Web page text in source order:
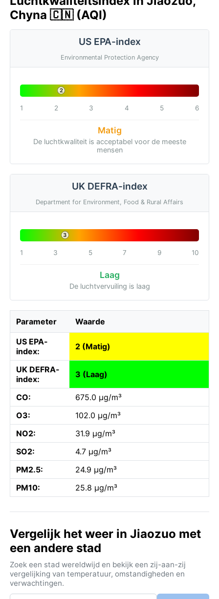
Chyna 🇨🇳 (AQI)
US EPA-index
Environmental Protection Agency
2
1 2 3 4 5 6
Matig
De luchtkwaliteit is acceptabel voor de meeste
mensen
UK DEFRA-index
Department for Environment, Food & Rural Affairs
3
1 3 5 7 9 10
Laag
De luchtvervuiling is laag
Parameter Waarde
US EPA-
index:
2 (Matig)
UK DEFRA-
index:
3 (Laag)
CO:
675.0 µg/m³
O3:
102.0 µg/m³
NO2:
31.9 µg/m³
SO2:
4.7 µg/m³
PM2.5:
24.9 µg/m³
PM10:
25.8 µg/m³
Vergelijk het weer in Jiaozuo met
een andere stad
Zoek een stad wereldwijd en bekijk een zij-aan-zij
vergelijking van temperatuur, omstandigheden en
verwachtingen.